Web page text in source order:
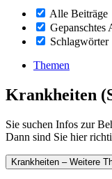
Alle Beiträge
Gepanschtes
Schlagwörter
Themen
Krankheiten
Sie suchen Infos zur
Dann sind Sie hier
Krankheiten – Weitere